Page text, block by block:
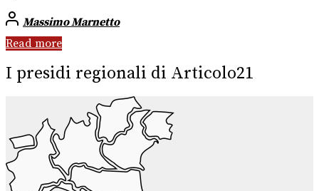
Massimo Marnetto
Read more
I presidi regionali di Articolo21